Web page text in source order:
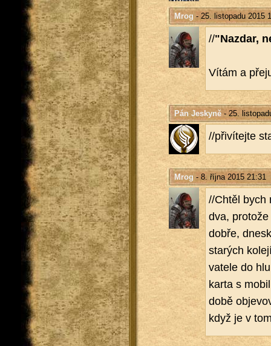
Mrog - 25. listopadu 2015
//"Na­zdar,
Vítám a
Pán Jeskyně- 25.
//při­ví­tej­te
Mrog - 8. října 2015 21:31
//Chtěl bych
dva,
dobře,
sta­rých
va­te­le do
karta s
době
když je v